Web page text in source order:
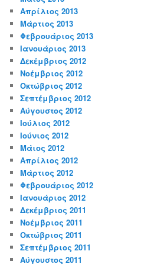
Απρίλιος 2013
Μάρτιος 2013
Φεβρουάριος 2013
Ιανουάριος 2013
Δεκέμβριος 2012
Νοέμβριος 2012
Οκτώβριος 2012
Σεπτέμβριος 2012
Αύγουστος 2012
Ιούλιος 2012
Ιούνιος 2012
Μάιος 2012
Απρίλιος 2012
Μάρτιος 2012
Φεβρουάριος 2012
Ιανουάριος 2012
Δεκέμβριος 2011
Νοέμβριος 2011
Οκτώβριος 2011
Σεπτέμβριος 2011
Αύγουστος 2011